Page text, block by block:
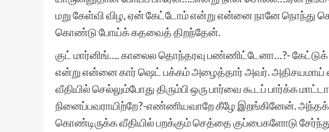
மறு கேள்வி விழ, ஏன் கேட்டோம் என்று என்னை நானே நொந்து
கொண்டு போய்க் கதவைத் திறந்தேன்.
குட் மார்னிங்…. காலைல தொந்தரவு பண்ணிட்டேனா…?-
என்று என்னை கார் ஷெட் பக்கம் அழைத்தார் அவர். அதிசயமாய்
வீதியில் செல்லும்போது திரும்பி ஒரு பார்வை கூடப் பார்க்க
நினைப்பவராயிற்றே?-எண்ணியவாறே கீழே இறங்கினேன். அந்தக்
கொண்டிருக்க வீதியில் பறக்கும் செத்தை குப்பைகளோடு சேர்ந்து